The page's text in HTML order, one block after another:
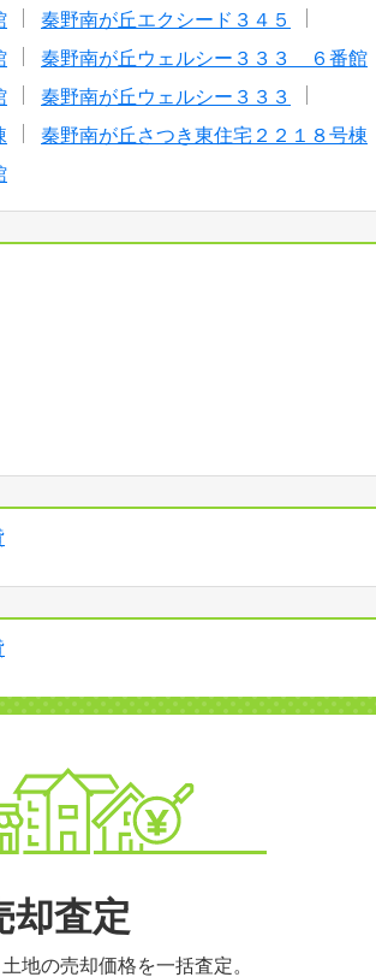
秦野南が丘エクシード３４５
秦野南が丘ウェルシー３３３ ６番館
秦野南が丘ウェルシー３３３
秦野南が丘さつき東住宅２２１８号棟
却査定
地の売却価格を一括査定。